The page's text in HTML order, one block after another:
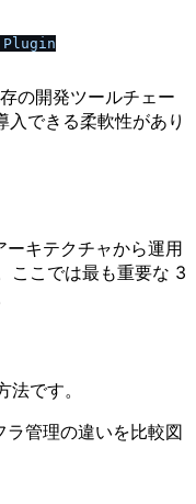
Plugin
の開発ツールチェー
できる柔軟性があり
キテクチャから運用
ここでは最も重要な 3
です。
管理の違いを比較図